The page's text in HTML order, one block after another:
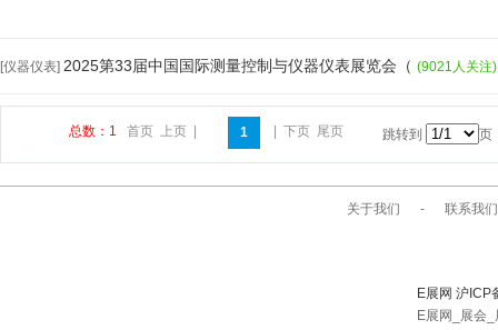
[仪器仪表] 2025第33届中国国际测量控制与仪器仪表展览会（ (9021人关注)
总数：1 首页 上页 1 下页 尾页 跳转到 页
关于我们 - 联系我们
E展网 沪
E展网_展会